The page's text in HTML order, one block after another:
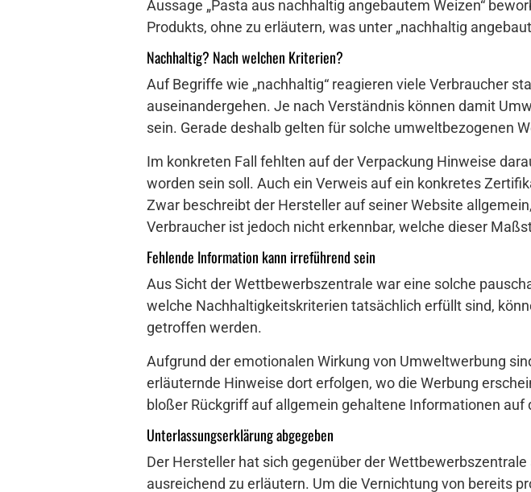
Aussage „Pasta aus nachhaltig angebautem Weizen“
Produkts, ohne zu erläutern, was unter „nachhaltig
Nachhaltig? Nach welchen Kriterien?
Auf Begriffe wie „nachhaltig“ reagieren viele Verbraucher
auseinandergehen. Je nach Verständnis können damit
sein. Gerade deshalb gelten für solche umweltbezogenen
Im konkreten Fall fehlten auf der Verpackung Hinweise
worden sein soll. Auch ein Verweis auf ein konkretes
Zwar beschreibt der Hersteller auf seiner Website
Verbraucher ist jedoch nicht erkennbar, welche dieser
Fehlende Information kann irreführend sein
Aus Sicht der Wettbewerbszentrale war eine solche
welche Nachhaltigkeitskriterien tatsächlich erfüllt sind,
getroffen werden.
Aufgrund der emotionalen Wirkung von Umweltwerbung
erläuternde Hinweise dort erfolgen, wo die Werbung
bloßer Rückgriff auf allgemein gehaltene Informationen
Unterlassungserklärung abgegeben
Der Hersteller hat sich gegenüber der
ausreichend zu erläutern. Um die Vernichtung von bereits